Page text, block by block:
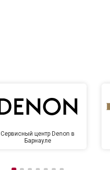
Сервисный центр Denon в
Барнауле